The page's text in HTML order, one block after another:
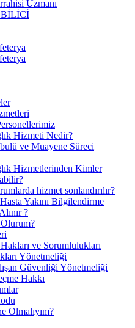
Uzmanı
BİLİCİ
Hizmeti Nedir?
ve Muayene Süreci
Hizmetlerinden Kimler
hizmet sonlandırılır?
Yakını Bilgilendirme
?
ve Sorumlulukları
Yönetmeliği
Güvenliği Yönetmeliği
Hakkı
Olmalıyım?